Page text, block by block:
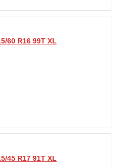
60 R16 99T XL
45 R17 91T XL